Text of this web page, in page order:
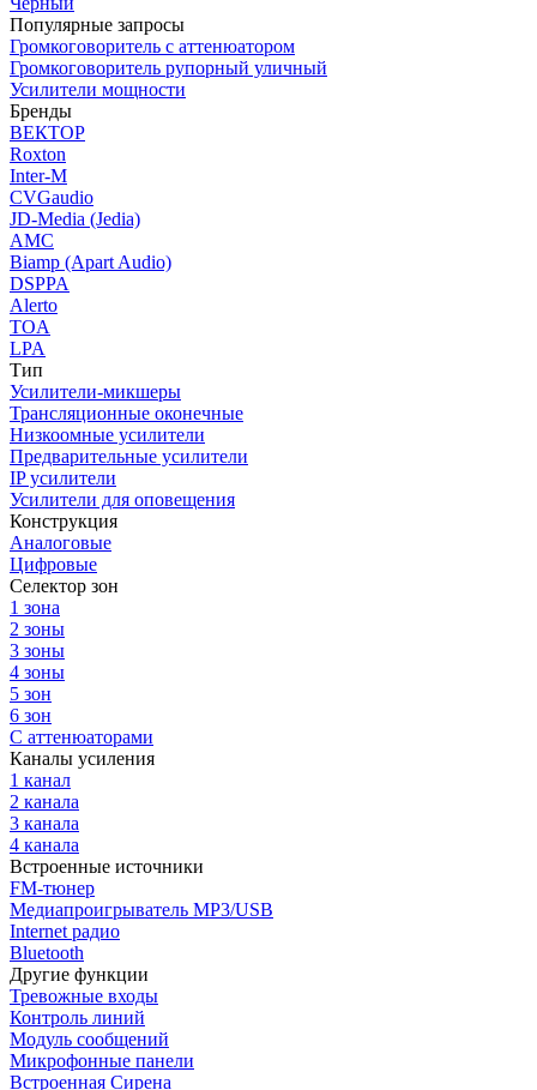
Популярные запросы
Громкоговоритель с аттенюатором
Громкоговоритель рупорный уличный
Усилители мощности
Бренды
ВЕКТОР
Roxton
Inter-M
CVGaudio
JD-Media (Jedia)
AMC
Biamp (Apart Audio)
DSPPA
Alerto
TOA
LPA
Тип
Усилители-микшеры
Трансляционные оконечные
Низкоомные усилители
Предварительные усилители
IP усилители
Усилители для оповещения
Конструкция
Аналоговые
Цифровые
Селектор зон
1 зона
2 зоны
3 зоны
4 зоны
5 зон
6 зон
С аттенюаторами
Каналы усиления
1 канал
2 канала
3 канала
4 канала
Встроенные источники
FM-тюнер
Медиапроигрыватель MP3/USB
Internet радио
Bluetooth
Другие функции
Тревожные входы
Контроль линий
Модуль сообщений
Микрофонные панели
Встроенная Сирена